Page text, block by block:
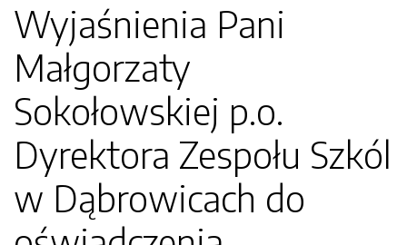
Wyjaśnienia Pani
Małgorzaty
Sokołowskiej p.o.
Dyrektora Zespołu Szkól
w Dąbrowicach do